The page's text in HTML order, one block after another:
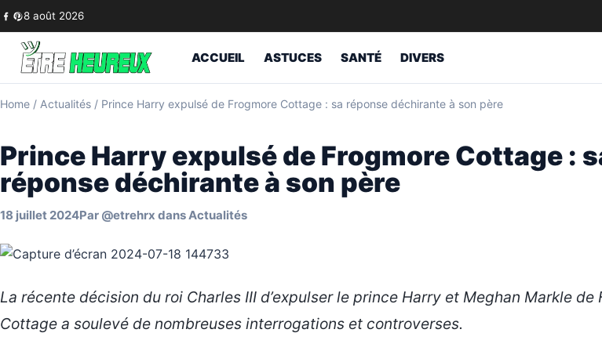
Skip to content
8 août 2026
ACCUEIL ASTUCES SANTÉ DIVERS
Home / Actualités / Prince Harry expulsé de Frogmore Cottage : sa réponse déchirante à son père
Prince Harry expulsé de Frogmore Cottage :
réponse déchirante à son père
18 juillet 2024Par @etrehrx dansActualités
La récente décision du roi Charles III d’expulser le prince Harry et Meghan Markle de
Cottage a soulevé de nombreuses interrogations et controverses.